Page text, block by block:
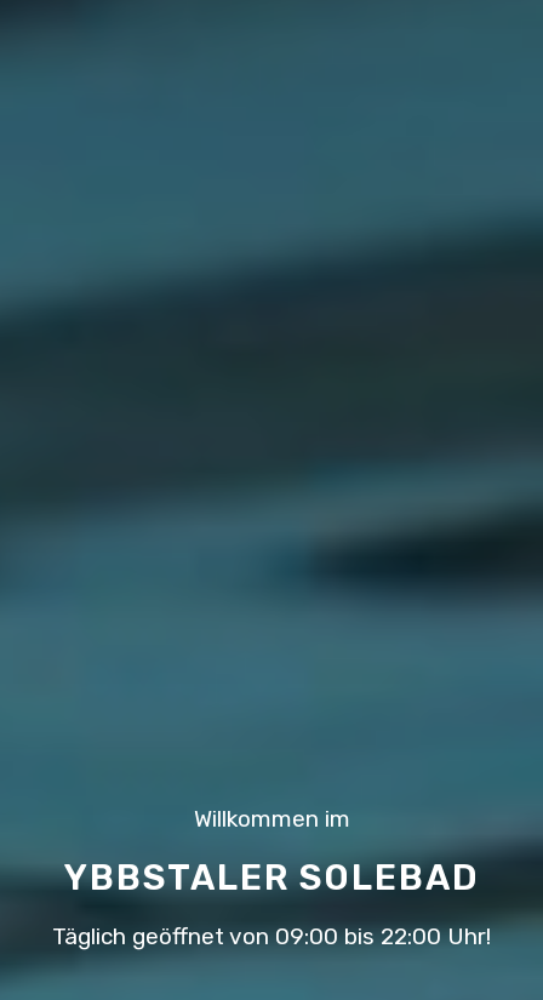
Willkommen im
YBBSTALER SOLEBAD
Täglich geöffnet von 09:00 bis 22:00 Uhr!